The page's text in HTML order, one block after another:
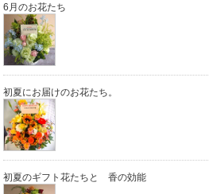
6月のお花たち
初夏にお届けのお花たち。
初夏のギフト花たちと 香の効能